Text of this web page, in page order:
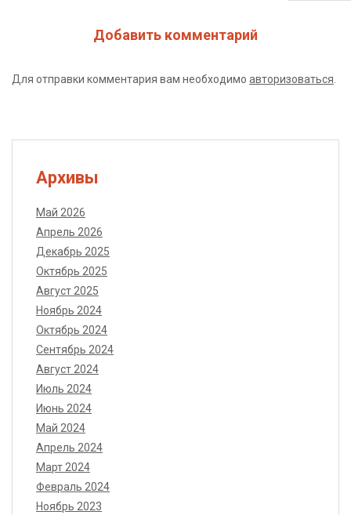
Добавить комментарий
Для отправки комментария вам необходимо авторизоваться
Архивы
Май 2026
Апрель 2026
Декабрь 2025
Октябрь 2025
Август 2025
Ноябрь 2024
Октябрь 2024
Сентябрь 2024
Август 2024
Июль 2024
Июнь 2024
Май 2024
Апрель 2024
Март 2024
Февраль 2024
Ноябрь 2023